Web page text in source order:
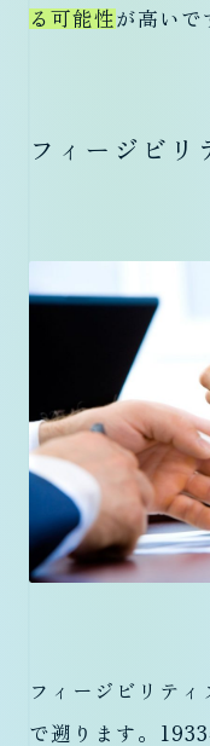
る可能性が高いで
フィージビリ
フィージビリテ
で遡ります。